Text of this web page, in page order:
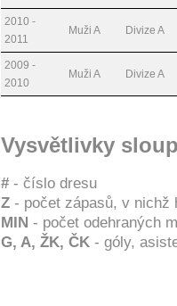
2010 -
2011
Muži A Divize A
2009 -
2010
Muži A Divize A
Vysvětlivky
# - číslo dresu
Z - počet zápasů, v nichž
MIN - počet odehraných
G, A, ŽK, ČK - góly,